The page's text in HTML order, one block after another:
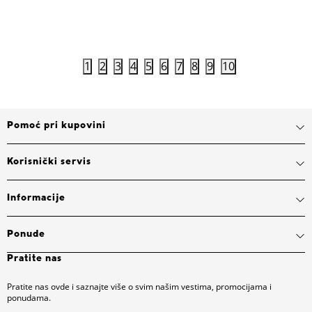
1 2 3 4 5 6 7 8 9 10
Pomoć pri kupovini
Korisnički servis
Informacije
Ponude
Pratite nas
Pratite nas ovde i saznajte više o svim našim vestima, promocijama i
ponudama.